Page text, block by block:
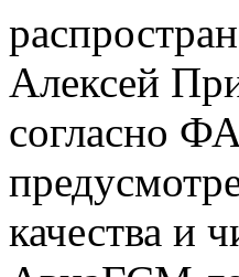
Алексей
согласно
качества и